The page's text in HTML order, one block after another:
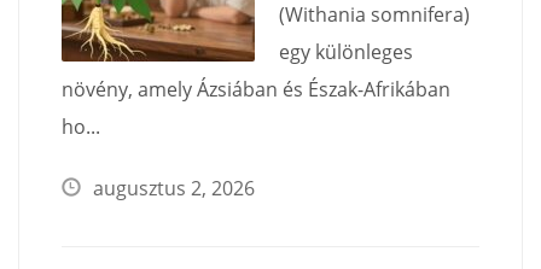
(Withania somnifera)
egy különleges
növény, amely Ázsiában és Észak-Afrikában
ho...
augusztus 2, 2026